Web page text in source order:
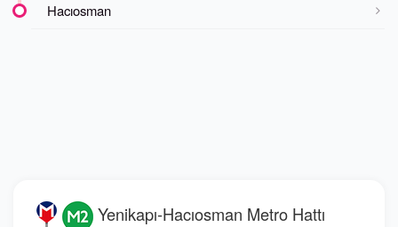
Hacıosman
Yenikapı-Hacıosman Metro Hattı